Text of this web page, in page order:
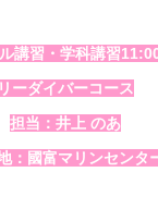
講習・学科講習
リーダイバーコース
担当：井上 のあ
：國富マリンセンタ